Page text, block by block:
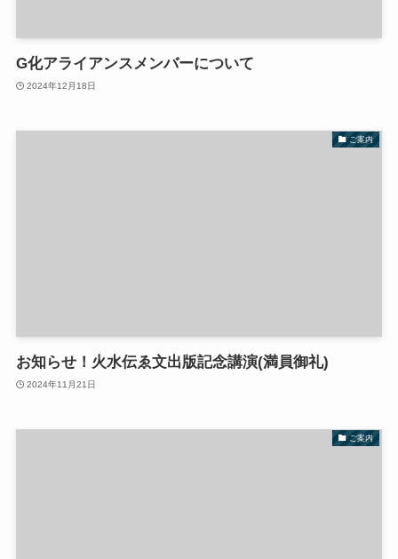
G化アライアンスメンバーについて
2024年12月18日
ご案内
お知らせ！火水伝ゑ文出版記念講演(満員御礼)
2024年11月21日
ご案内